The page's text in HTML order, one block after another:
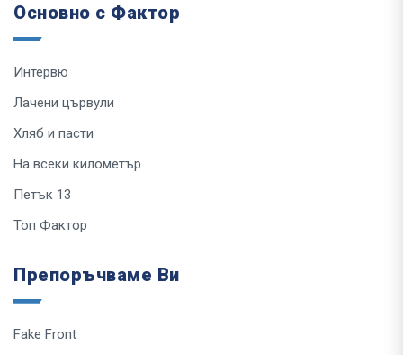
Основно с Фактор
Интервю
Лачени цървули
Хляб и пасти
На всеки километър
Петък 13
Топ Фактор
Препоръчваме Ви
Fake Front